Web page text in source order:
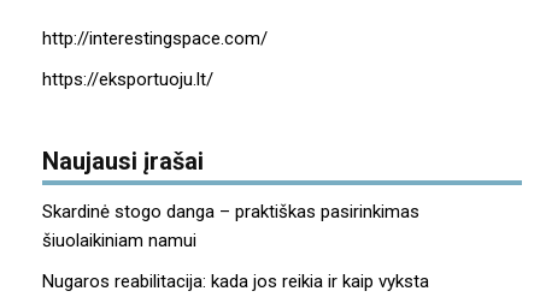
http://interestingspace.com/
https://eksportuoju.lt/
Naujausi įrašai
Skardinė stogo danga – praktiškas pasirinkimas
šiuolaikiniam namui
Nugaros reabilitacija: kada jos reikia ir kaip vyksta